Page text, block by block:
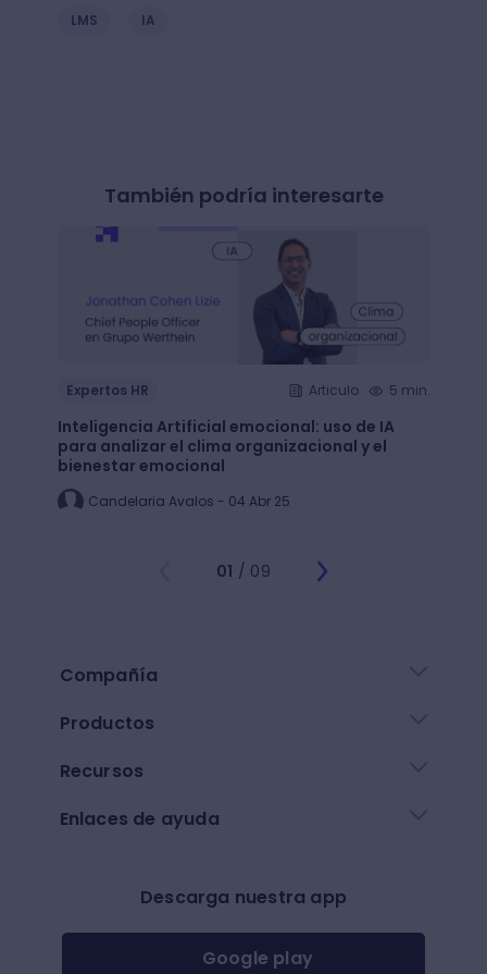
LMS IA
También podría interesarte
Expertos HR Articulo 5 min.
Inteligencia Artificial emocional: uso de IA
para analizar el clima organizacional y el
bienestar emocional
Candelaria Avalos - 04 Abr 25
01 / 09
Compañía
Productos
Recursos
Enlaces de ayuda
Descarga nuestra app
Google play